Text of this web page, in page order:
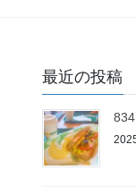
最近の投稿